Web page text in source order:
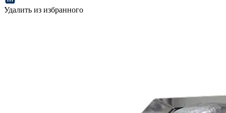
Удалить из избранного